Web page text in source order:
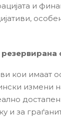
и
кои имаат
измени
и за